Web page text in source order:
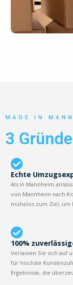
MADE IN
3 Gründe
Echte
Als in Mannheim
von Mannheim nach
mühelos zum Ziel, um
100%
Verlassen Sie sich auf
für höchste
Ergebnisse, die